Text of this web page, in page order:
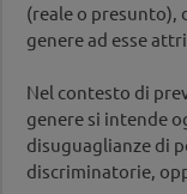
(reale o presunto),
genere ad esse
Nel contesto di
genere si intende
disuguaglianze di
discriminatorie,